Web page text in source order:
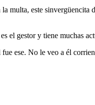
multa, este
el gestor y tiene muchas
ese. No le veo a él